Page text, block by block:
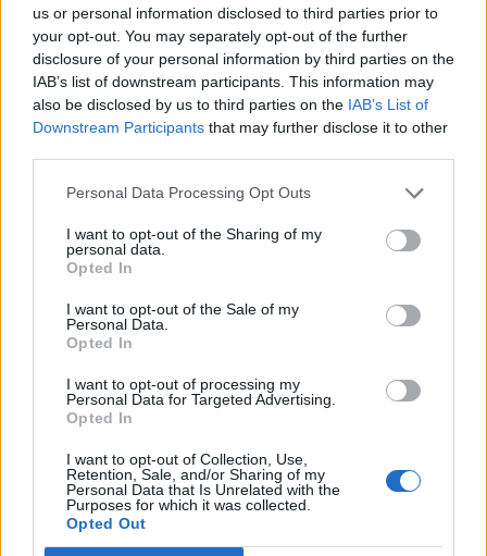
us or personal information disclosed to third parties prior to
your opt-out. You may separately opt-out of the further
disclosure of your personal information by third parties on the
IAB’s list of downstream participants. This information may
also be disclosed by us to third parties on the IAB’s List of
Downstream Participants that may further disclose it to other
Personal Data Processing Opt Outs
I want to opt-out of the Sharing of my
personal data.
Opted In
I want to opt-out of the Sale of my
Personal Data.
Opted In
I want to opt-out of processing my
Personal Data for Targeted Advertising.
Opted In
I want to opt-out of Collection, Use,
Retention, Sale, and/or Sharing of my
Personal Data that Is Unrelated with the
Purposes for which it was collected.
Opted Out
Redazione 27/04/2026
La unit Entertainment di WPP Media alla MDW 2026
esperienze immersive